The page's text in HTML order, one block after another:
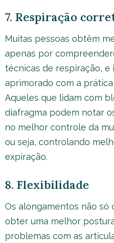
7. Respiração
Muitas pessoas obtêm
apenas por
técnicas de respiração, e
aprimorado com a
Aqueles que lidam com
diafragma podem notar
no melhor controle da
ou seja, controlando
expiração.
8. Flexibilidade
Os alongamentos não só
obter uma melhor
problemas com as